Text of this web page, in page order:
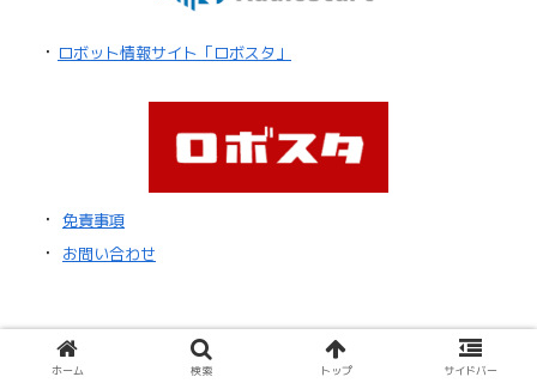
・ ロボット情報サイト「ロボスタ」
・ 免責事項
・ お問い合わせ
ホーム 検索 トップ サイドバー